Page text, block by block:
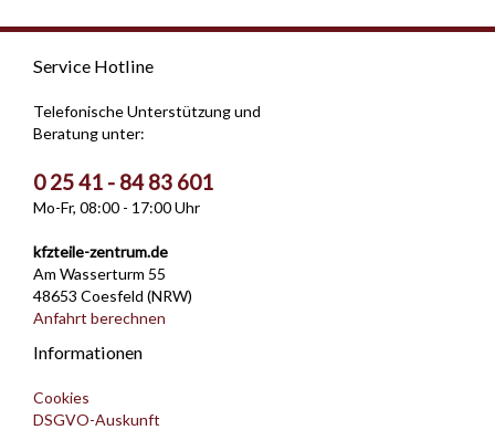
Service Hotline
Telefonische Unterstützung und
Beratung unter:
0 25 41 - 84 83 601
Mo-Fr, 08:00 - 17:00 Uhr
kfzteile-zentrum.de
Am Wasserturm 55
48653 Coesfeld (NRW)
Anfahrt berechnen
Informationen
Cookies
DSGVO-Auskunft